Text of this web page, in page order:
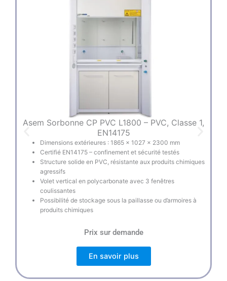
Asem Sorbonne CP PVC L1800 – PVC, Classe 1,
EN14175
Dimensions extérieures : 1865 × 1027 × 2300 mm
Certifié EN14175 – confinement et sécurité testés
Structure solide en PVC, résistante aux produits chimiques
agressifs
Volet vertical en polycarbonate avec 3 fenêtres
coulissantes
Possibilité de stockage sous la paillasse ou d’armoires à
produits chimiques
Prix sur demande
En savoir plus